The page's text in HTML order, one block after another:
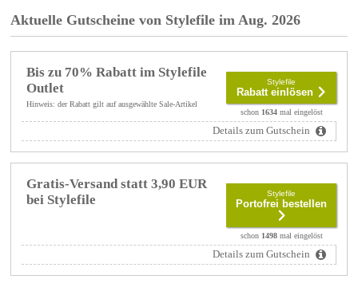
Aktuelle Gutscheine von Stylefile im Aug. 2026
Bis zu 70% Rabatt im Stylefile
Outlet
Hinweis: der Rabatt gilt auf ausgewählte Sale-Artikel
Stylefile
Rabatt einlösen
schon 1634mal eingelöst
Details zum Gutschein
Gratis-Versand statt 3,90 EUR
bei Stylefile
Stylefile
Portofrei bestellen
schon 1498mal eingelöst
Details zum Gutschein